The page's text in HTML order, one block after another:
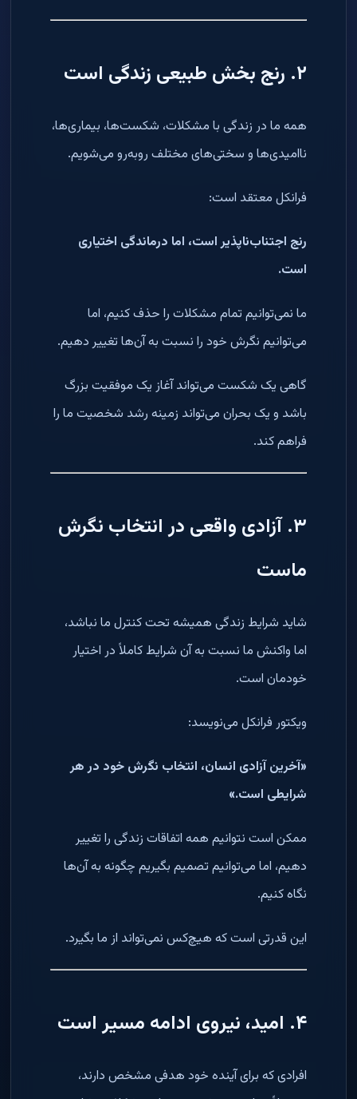
۲. رنج بخش طبیعی زندگی است
همه ما در زندگی با مشکلات، شکست‌ها، بیماری‌ها،
ناامیدی‌ها و سختی‌های مختلف روبه‌رو می‌شویم.
فرانکل معتقد است:
رنج اجتناب‌ناپذیر است، اما درماندگی اختیاری
است.
ما نمی‌توانیم تمام مشکلات را حذف کنیم، اما
می‌توانیم نگرش خود را نسبت به آن‌ها تغییر دهیم.
گاهی یک شکست می‌تواند آغاز یک موفقیت بزرگ
باشد و یک بحران می‌تواند زمینه رشد شخصیت ما را
فراهم کند.
۳. آزادی واقعی در انتخاب نگرش
ماست
شاید شرایط زندگی همیشه تحت کنترل ما نباشد،
اما واکنش ما نسبت به آن شرایط کاملاً در اختیار
خودمان است.
ویکتور فرانکل می‌نویسد:
«آخرین آزادی انسان، انتخاب نگرش خود در هر
شرایطی است.»
ممکن است نتوانیم همه اتفاقات زندگی را تغییر
دهیم، اما می‌توانیم تصمیم بگیریم چگونه به آن‌ها
نگاه کنیم.
این قدرتی است که هیچ‌کس نمی‌تواند از ما بگیرد.
۴. امید، نیروی ادامه مسیر است
افرادی که برای آینده خود هدفی مشخص دارند،